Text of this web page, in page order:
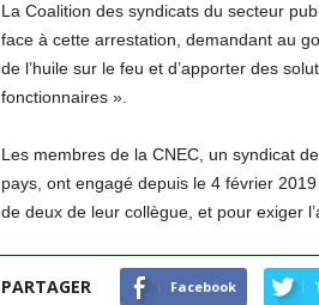
La Coalition des syndicats du secteur
face à cette arrestation, demandant au
de l’huile sur le feu et d’apporter des
fonctionnaires ».
Les membres de la CNEC, un syndicat
pays, ont engagé depuis le 4 février
de deux de leur collègue, et pour exiger
PARTAGER Facebook